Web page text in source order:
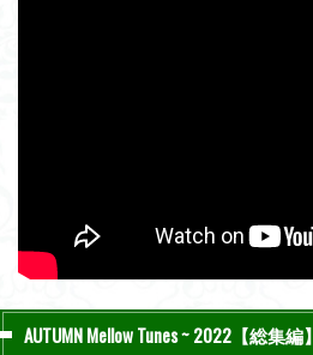
AUTUMN Mellow Tunes ~ 2022【総集編】